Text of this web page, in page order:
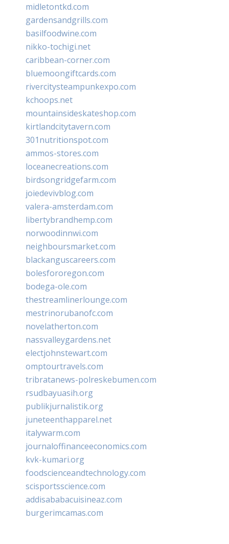
midletontkd.com
gardensandgrills.com
basilfoodwine.com
nikko-tochigi.net
caribbean-corner.com
bluemoongiftcards.com
rivercitysteampunkexpo.com
kchoops.net
mountainsideskateshop.com
kirtlandcitytavern.com
301nutritionspot.com
ammos-stores.com
loceanecreations.com
birdsongridgefarm.com
joiedevivblog.com
valera-amsterdam.com
libertybrandhemp.com
norwoodinnwi.com
neighboursmarket.com
blackanguscareers.com
bolesfororegon.com
bodega-ole.com
thestreamlinerlounge.com
mestrinorubanofc.com
novelatherton.com
nassvalleygardens.net
electjohnstewart.com
omptourtravels.com
tribratanews-polreskebumen.com
rsudbayuasih.org
publikjurnalistik.org
juneteenthapparel.net
italywarm.com
journaloffinanceeconomics.com
kvk-kumari.org
foodscienceandtechnology.com
scisportsscience.com
addisababacuisineaz.com
burgerimcamas.com